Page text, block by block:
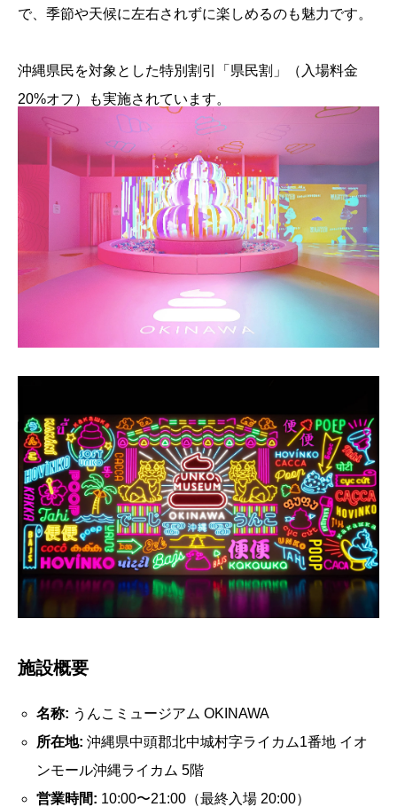
で、季節や天候に左右されずに楽しめるのも魅力です。
沖縄県民を対象とした特別割引「県民割」（入場料金
20%オフ）も実施されています。
施設概要
名称: うんこミュージアム OKINAWA
所在地: 沖縄県中頭郡北中城村字ライカム1番地 イオ
ンモール沖縄ライカム 5階
営業時間: 10:00〜21:00（最終入場 20:00）